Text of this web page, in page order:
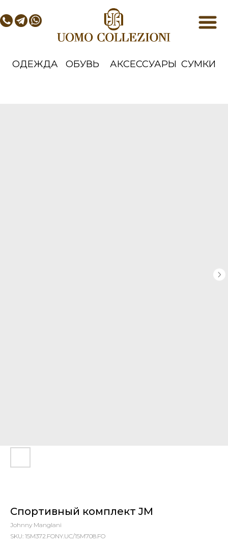
Спортивный комплект JM
Johnny Manglani
SKU: 15M372.FONY.UC/15M708.FO